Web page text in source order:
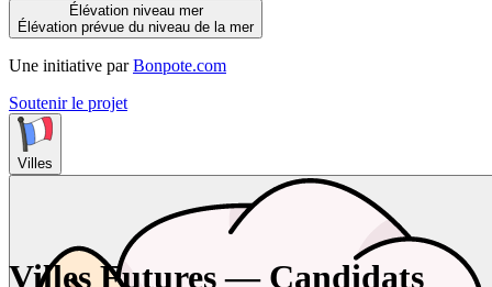
Élévation niveau mer
Élévation prévue du niveau de la mer
Une initiative par Bonpote.com
Soutenir le projet
Villes
Villes Futures — Candidats